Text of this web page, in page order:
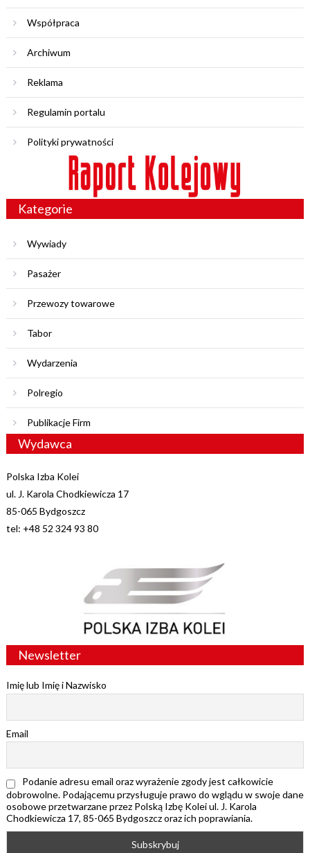
Współpraca
Archiwum
Reklama
Regulamin portalu
Polityki prywatności
Kategorie
Wywiady
Pasażer
Przewozy towarowe
Tabor
Wydarzenia
Polregio
Publikacje Firm
Wydawca
Polska Izba Kolei
ul. J. Karola Chodkiewicza 17
85-065 Bydgoszcz
tel: +48 52 324 93 80
Newsletter
Imię lub Imię i Nazwisko
Email
Podanie adresu email oraz wyrażenie zgody jest całkowicie
dobrowolne. Podającemu przysługuje prawo do wglądu w swoje dane
osobowe przetwarzane przez Polską Izbę Kolei ul. J. Karola
Chodkiewicza 17, 85-065 Bydgoszcz oraz ich poprawiania.